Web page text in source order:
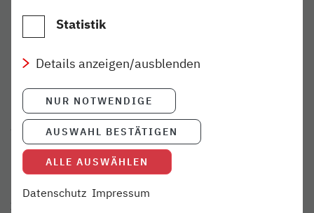
Für ausfallende Verbindungen wird ein Ersatzverkehr mit
nordbahn-Züge abgestimmt ist. Die Mitnahme von
Fahrrädern in den Bussen des Ersatzverkehrs kann nicht
garantiert werden, E-Tretroller dürfen in den Bussen nicht
befördert werden. Für mobilitätseingeschränkte
Fahrgäste bieten die Busse nach Möglichkeit einen
Niederflureinstieg.
Statistik
Details anzeigen/ausblenden
NUR NOTWENDIGE
AUSWAHL BESTÄTIGEN
ALLE AUSWÄHLEN
Datenschutz Impressum